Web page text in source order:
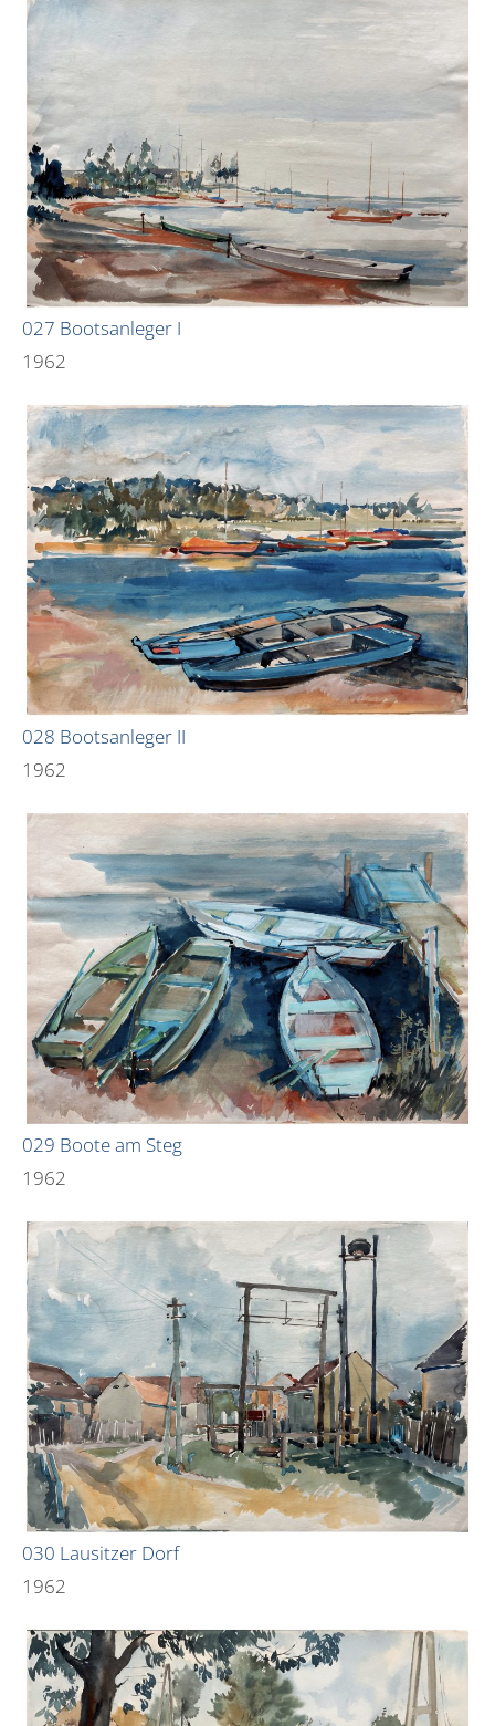
027 Bootsanleger I
1962
028 Bootsanleger II
1962
029 Boote am Steg
1962
030 Lausitzer Dorf
1962